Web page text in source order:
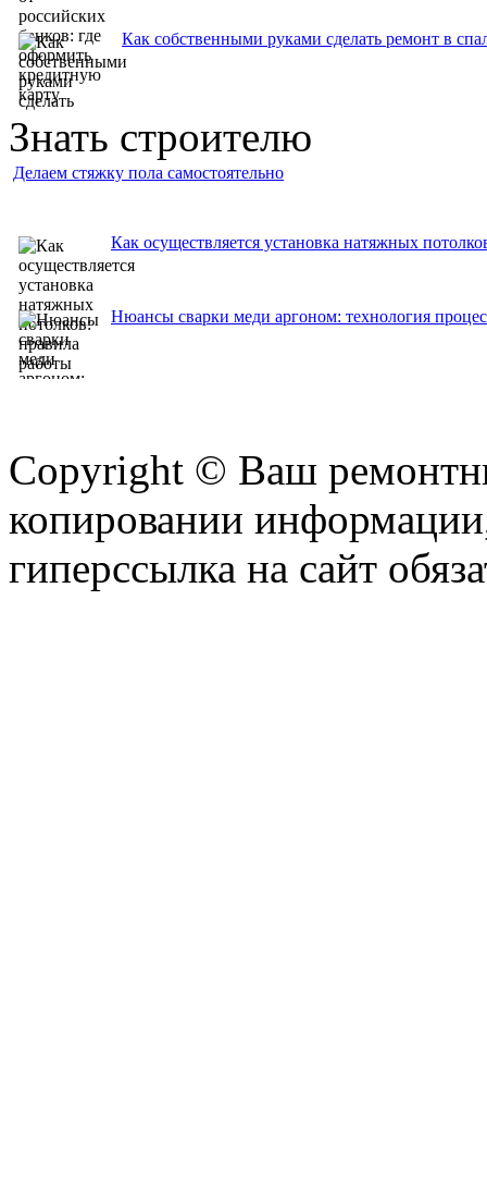
Как собственными руками сделать ремонт в
Знать строителю
Делаем стяжку пола самостоятельно
Как осуществляется установка натяжных
Нюансы сварки меди аргоном: технология
Copyright © Ваш
копировании
гиперссылка на сайт